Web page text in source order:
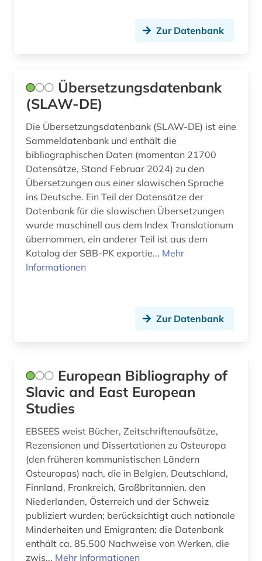
Zur Datenbank
Übersetzungsdatenbank
(SLAW-DE)
Die Übersetzungsdatenbank (SLAW-DE) ist eine
Sammeldatenbank und enthält die
bibliographischen Daten (momentan 21700
Datensätze, Stand Februar 2024) zu den
Übersetzungen aus einer slawischen Sprache
ins Deutsche. Ein Teil der Datensätze der
Datenbank für die slawischen Übersetzungen
wurde maschinell aus dem Index Translationum
übernommen, ein anderer Teil ist aus dem
Katalog der SBB-PK exportie... Mehr
Informationen
Zur Datenbank
European Bibliography of
Slavic and East European
Studies
EBSEES weist Bücher, Zeitschriftenaufsätze,
Rezensionen und Dissertationen zu Osteuropa
(den früheren kommunistischen Ländern
Osteuropas) nach, die in Belgien, Deutschland,
Finnland, Frankreich, Großbritannien, den
Niederlanden, Österreich und der Schweiz
publiziert wurden; berücksichtigt auch nationale
Minderheiten und Emigranten; die Datenbank
enthält ca. 85.500 Nachweise von Werken, die
zwis... Mehr Informationen